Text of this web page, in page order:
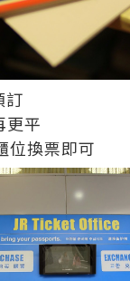
訂
更平
位換票即可